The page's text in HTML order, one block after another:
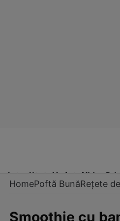
Actualitate Vedete Video
HomePoftă BunăRețete
Smoothie cu